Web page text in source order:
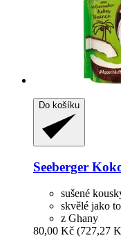
Do košíku
Seeberger
sušené
skvělé jako
z Ghany
80,00 Kč (727,27